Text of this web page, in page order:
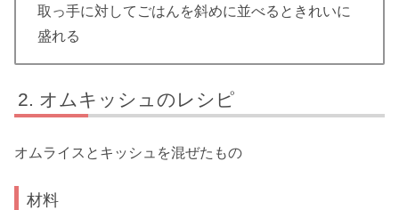
取っ手に対してごはんを斜めに並べるときれいに
盛れる
オムキッシュのレシピ
オムライスとキッシュを混ぜたもの
材料